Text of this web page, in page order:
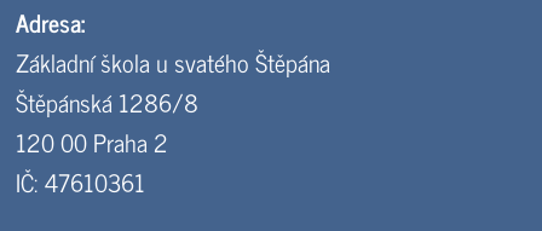
Adresa:
Základní škola u svatého Štěpána
Štěpánská 1286/8
120 00 Praha 2
IČ: 47610361